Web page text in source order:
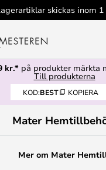
kr.* på produkter märkta
Till produkterna
KOD:BEST KOPIERA
Mater
Mer om Mater